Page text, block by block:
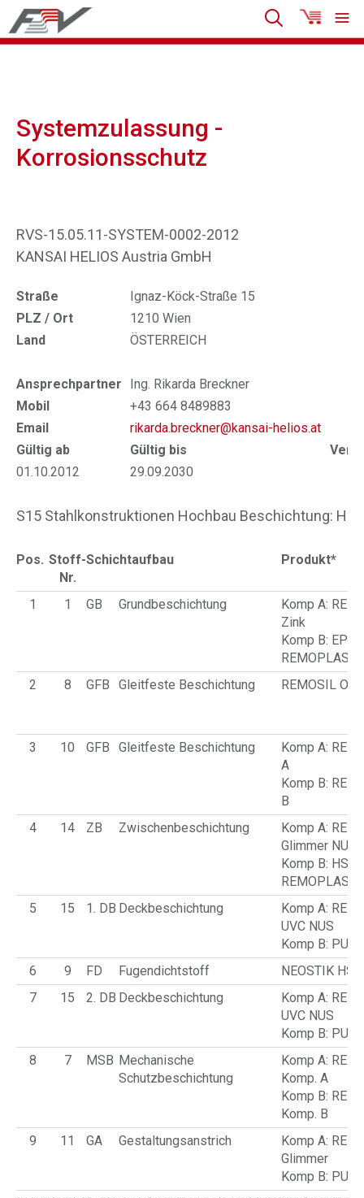
Systemzulassung -
Korrosionsschutz
RVS-15.05.11-SYSTEM-0002-2012
KANSAI HELIOS Austria GmbH
Straße
Ignaz-Köck-Straße 15
PLZ / Ort
1210 Wien
Land
ÖSTERREICH
Ansprechpartner
Ing. Rikarda Breckner
Mobil
+43 664 8489883
Email
rikarda.breckner@kansai-helios.at
Gültig ab
Gültig bis
01.10.2012
29.09.2030
S15 Stahlkonstruktionen Hochbau Beschichtung: HS
Pos. Stoff-
Nr.
Schichtaufbau Produkt*
1 1 GB Grundbeschichtung
Komp A:
Zink
Komp B: EP-
REMOPLAST
2
8 GFB Gleitfeste Beschichtung REMOSIL OM
3 10 GFB Gleitfeste Beschichtung
Komp A:
A
Komp B:
B
4
14 ZB Zwischenbeschichtung
Komp A:
Glimmer NUS
Komp B: HS-
REMOPLAST
5
15 1. DB Deckbeschichtung
Komp A:
UVC NUS
Komp B: PU-
6
9 FD Fugendichtstoff
NEOSTIK
7
15 2. DB Deckbeschichtung
Komp A:
UVC NUS
Komp B: PU-
8
7 MSB Mechanische
Schutzbeschichtung
Komp A:
Komp. A
Komp B:
Komp. B
9
11 GA Gestaltungsanstrich
Komp A:
Glimmer
Komp B: PU-